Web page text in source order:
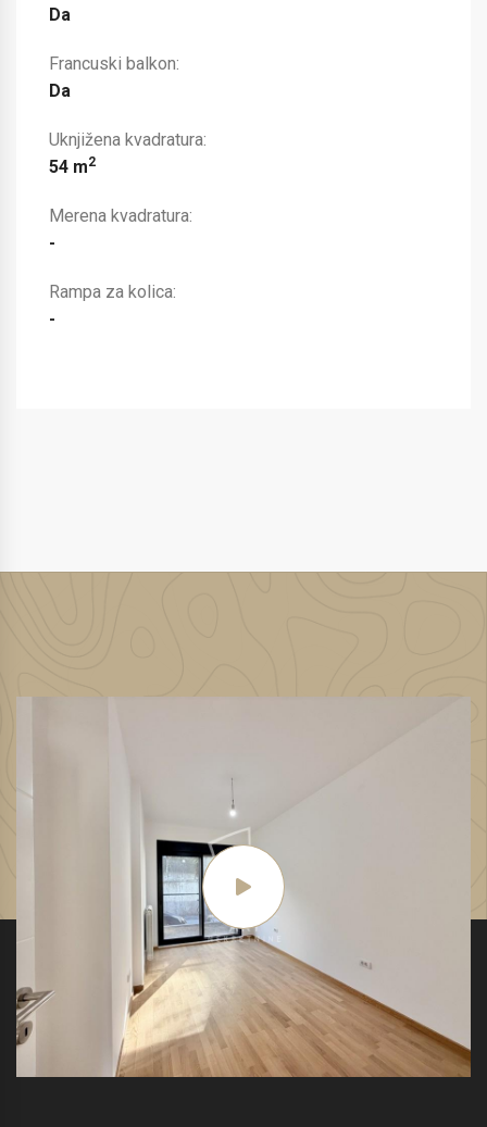
Da
Francuski balkon:
Da
Uknjižena kvadratura:
54 m2
Merena kvadratura:
-
Rampa za kolica:
-